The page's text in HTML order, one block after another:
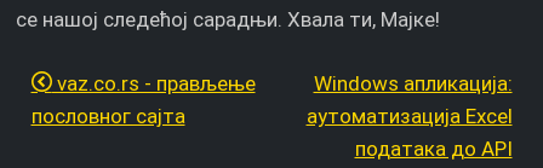
се нашој следећој сарадњи. Хвала ти, Мајке!
vaz.co.rs - прављење
пословног сајта
Windows апликација:
аутоматизација Excel
података до API